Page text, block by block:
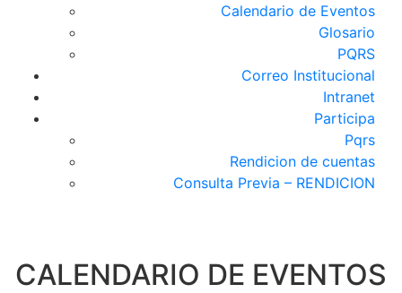
Calendario de Eventos
Glosario
PQRS
Correo Institucional
Intranet
Participa
Pqrs
Rendicion de cuentas
Consulta Previa – RENDICION
CALENDARIO DE EVENTOS